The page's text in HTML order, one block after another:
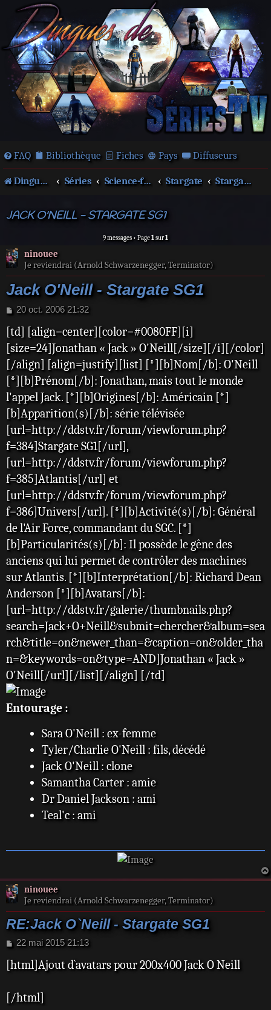
FAQ Bibliothèque Fiches Pays Diffuseurs
Dingues de séries télé ! Séries Science-fiction Stargate Stargate SG-1
JACK O'NEILL - STARGATE SG1
9 messages • Page1sur1
ninouee
Je reviendrai (Arnold Schwarzenegger, Terminator)
Jack O'Neill - Stargate SG1
M
s
s
a
g
e
20 oct. 2006 21:32
[td] [align=center][color=#0080FF][i]
[size=24]Jonathan « Jack » O'Neill[/size][/i][/color]
[/align] [align=justify][list] [*][b]Nom[/b]: O'Neill
[*][b]Prénom[/b]: Jonathan, mais tout le monde
l'appel Jack. [*][b]Origines[/b]: Américain [*]
[b]Apparition(s)[/b]: série télévisée
[url=http://ddstv.fr/forum/viewforum.php?
f=384]Stargate SG1[/url],
[url=http://ddstv.fr/forum/viewforum.php?
f=385]Atlantis[/url] et
[url=http://ddstv.fr/forum/viewforum.php?
f=386]Univers[/url]. [*][b]Activité(s)[/b]: Général
de l'Air Force, commandant du SGC. [*]
[b]Particularités(s)[/b]: Il possède le gêne des
anciens qui lui permet de contrôler des machines
sur Atlantis. [*][b]Interprétation[/b]: Richard Dean
Anderson [*][b]Avatars[/b]:
[url=http://ddstv.fr/galerie/thumbnails.php?
search=Jack+O+Neill&submit=chercher&album=sea
rch&title=on&newer_than=&caption=on&older_tha
n=&keywords=on&type=AND]Jonathan « Jack »
O'Neill[/url][/list][/align] [/td]
Entourage :
Sara O'Neill : ex-femme
Tyler/Charlie O'Neill : fils, décédé
Jack O'Neill : clone
Samantha Carter : amie
Dr Daniel Jackson : ami
Teal'c : ami
ninouee
Je reviendrai (Arnold Schwarzenegger, Terminator)
RE:Jack O`Neill - Stargate SG1
M
s
g
22 mai 2015 21:13
[html]Ajout d`avatars pour 200x400 Jack O Neill
[/html]